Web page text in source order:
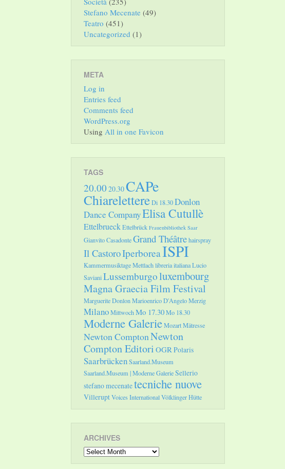
Stefano Mecenate (49)
Teatro (451)
Uncategorized (1)
META
Log in
Entries feed
Comments feed
WordPress.org
Using All in one Favicon
TAGS
20.00 20.30CAPe
ChiarelettereDi 18.30Donlon
Dance CompanyElisa Cutullè
EttelbrueckEttelbrück Frauenbibliothek Saar
Gianvito CasadonteGrand Théâtrehairspray
Il CastoroIperboreaISPI
Kammermusiktage Mettlachlibreria italianaLucio
SavianiLussemburgoluxembourg
Magna Graecia Film Festival
Marguerite DonlonMarioenrico D'AngeloMerzig
MilanoMittwochMo 17.30Mo 18.30
Moderne GalerieMozartMätresse
Newton ComptonNewton
Compton Editori OGRPolaris
SaarbrückenSaarland.Museum
Saarland.Museum | Moderne GalerieSellerio
stefano mecenatetecniche nuove
VilleruptVoices InternationalVölklinger Hütte
ARCHIVES
Archives